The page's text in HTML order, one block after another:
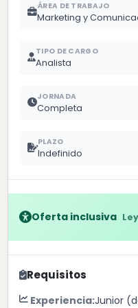
ÁREA DE TRABAJO
Marketing y
TIPO DE CARGO
Analista
JORNADA
Completa
PLAZO
Indefinido
Oferta inclusiva
Requisitos
Experiencia:Junior